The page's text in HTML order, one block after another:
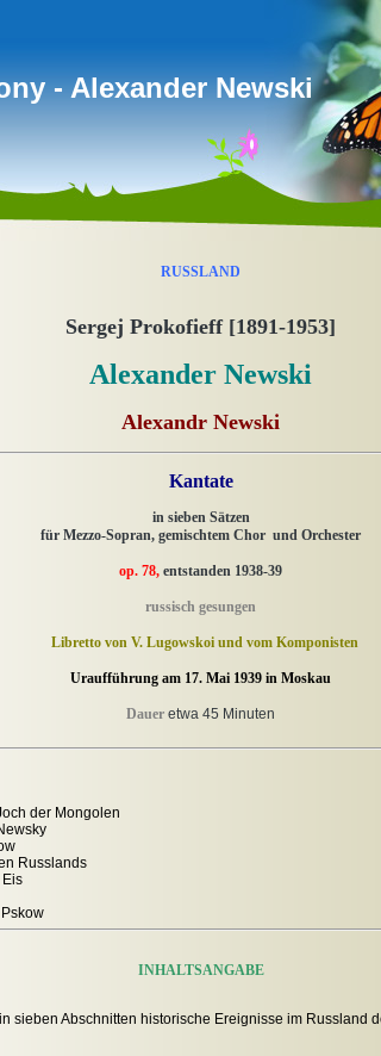
- Alexander Newski
RUSSLAND
Sergej Prokofieff [1891-1953]
Alexander Newski
Alexandr Newski
Kantate
in sieben Sätzen
für Mezzo-Sopran, gemischtem Chor und Orchester
op. 78, entstanden 1938-39
russisch gesungen
Libretto von V. Lugowskoi und vom Komponisten
Uraufführung am 17. Mai 1939 in Moskau
Dauer etwa 45 Minuten
der Mongolen
Russlands
Eis
INHALTSANGABE
sieben Abschnitten historische Ereignisse im Russland